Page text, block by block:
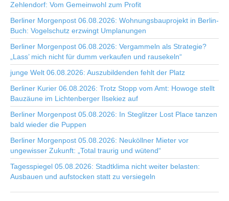
Zehlendorf: Vom Gemeinwohl zum Profit
Berliner Morgenpost 06.08.2026: Wohnungsbauprojekt in Berlin-
Buch: Vogelschutz erzwingt Umplanungen
Berliner Morgenpost 06.08.2026: Vergammeln als Strategie?
„Lass’ mich nicht für dumm verkaufen und rausekeln“
junge Welt 06.08.2026: Auszubildenden fehlt der Platz
Berliner Kurier 06.08.2026: Trotz Stopp vom Amt: Howoge stellt
Bauzäune im Lichtenberger Ilsekiez auf
Berliner Morgenpost 05.08.2026: In Steglitzer Lost Place tanzen
bald wieder die Puppen
Berliner Morgenpost 05.08.2026: Neuköllner Mieter vor
ungewisser Zukunft: „Total traurig und wütend“
Tagesspiegel 05.08.2026: Stadtklima nicht weiter belasten:
Ausbauen und aufstocken statt zu versiegeln